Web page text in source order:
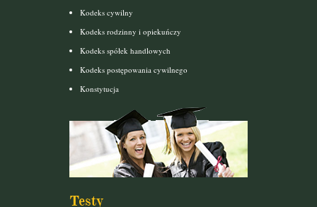
Kodeks cywilny
Kodeks rodzinny i opiekuńczy
Kodeks spółek handlowych
Kodeks postępowania cywilnego
Konstytucja
Testy